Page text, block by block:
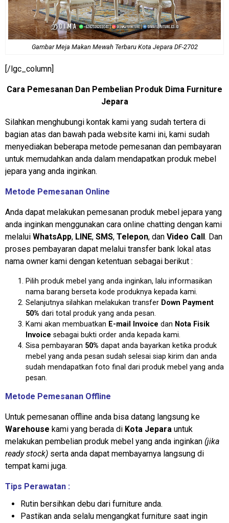
Gambar Meja Makan Mewah Terbaru Kota Jepara DF-2702
[/lgc_column]
Cara Pemesanan Dan Pembelian Produk Dima Furniture
Jepara
Silahkan menghubungi kontak kami yang sudah tertera di
bagian atas dan bawah pada website kami ini, kami sudah
menyediakan beberapa metode pemesanan dan pembayaran
untuk memudahkan anda dalam mendapatkan produk mebel
jepara yang anda inginkan.
Metode Pemesanan Online
Anda dapat melakukan pemesanan produk mebel jepara yang
anda inginkan menggunakan cara online chatting dengan kami
melalui WhatsApp, LINE, SMS, Telepon, dan Video Call. Dan
proses pembayaran dapat melalui transfer bank lokal atas
nama owner kami dengan ketentuan sebagai berikut :
Pilih produk mebel yang anda inginkan, lalu informasikan
nama barang berseta kode produknya kepada kami.
Selanjutnya silahkan melakukan transfer Down Payment
50% dari total produk yang anda pesan.
Kami akan membuatkan E-mail Invoice dan Nota Fisik
Invoice sebagai bukti order anda kepada kami.
Sisa pembayaran 50% dapat anda bayarkan ketika produk
mebel yang anda pesan sudah selesai siap kirim dan anda
sudah mendapatkan foto final dari produk mebel yang anda
pesan.
Metode Pemesanan Offline
Untuk pemesanan offline anda bisa datang langsung ke
Warehouse kami yang berada di Kota Jepara untuk
melakukan pembelian produk mebel yang anda inginkan (jika
ready stock) serta anda dapat membayarnya langsung di
tempat kami juga.
Tips Perawatan :
Rutin bersihkan debu dari furniture anda.
Pastikan anda selalu mengangkat furniture saat ingin